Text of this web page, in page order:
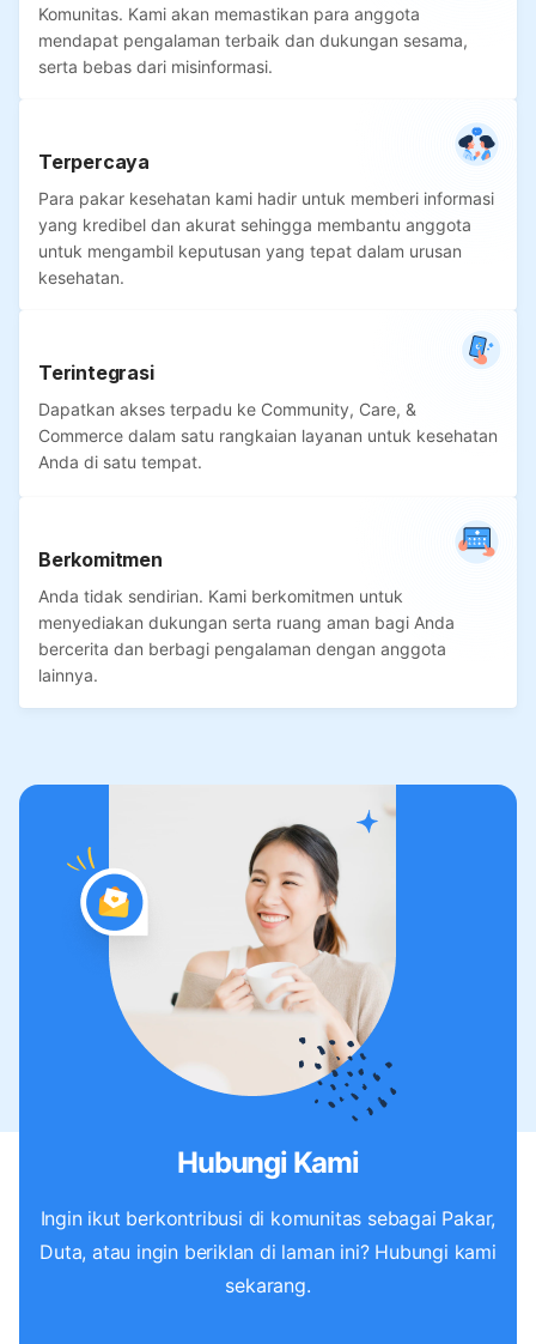
Komunitas. Kami akan memastikan para anggota
mendapat pengalaman terbaik dan dukungan sesama,
serta bebas dari misinformasi.
Terpercaya
Para pakar kesehatan kami hadir untuk memberi informasi
yang kredibel dan akurat sehingga membantu anggota
untuk mengambil keputusan yang tepat dalam urusan
kesehatan.
Terintegrasi
Dapatkan akses terpadu ke Community, Care, &
Commerce dalam satu rangkaian layanan untuk kesehatan
Anda di satu tempat.
Berkomitmen
Anda tidak sendirian. Kami berkomitmen untuk
menyediakan dukungan serta ruang aman bagi Anda
bercerita dan berbagi pengalaman dengan anggota
lainnya.
Hubungi Kami
Ingin ikut berkontribusi di komunitas sebagai Pakar,
Duta, atau ingin beriklan di laman ini? Hubungi kami
sekarang.